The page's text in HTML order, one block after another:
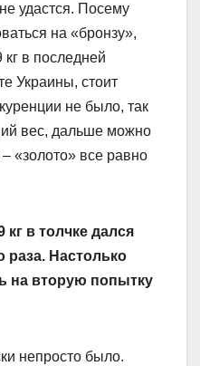
удастся. Посему
на «бронзу»,
кг в последней
Украины, стоит
не было, так
вес, дальше можно
«золото» все равно
в толчке дался
раза. Настолько
на вторую попытку
непросто было.